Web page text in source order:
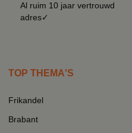
Al ruim 10 jaar vertrouwd
adres✓
TOP THEMA'S
Frikandel
Brabant